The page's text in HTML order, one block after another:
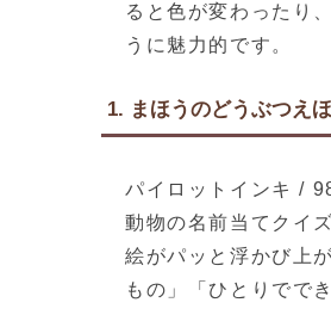
ると色が変わったり
うに魅力的です。
1. まほうのどうぶつえ
パイロットインキ /
動物の名前当てクイ
絵がパッと浮かび上
もの」「ひとりでで